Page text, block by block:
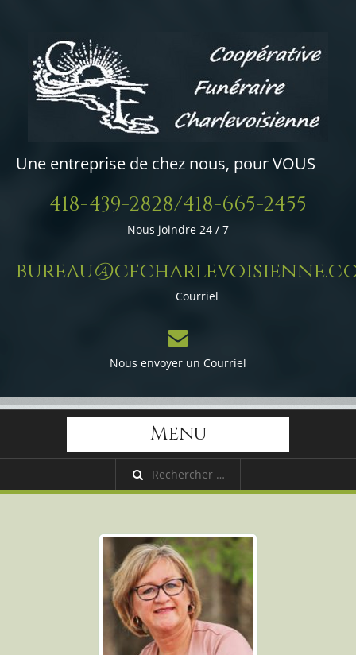
Une entreprise de chez nous, pour VOUS
418-439-2828/418-665-2455
Nous joindre 24 / 7
Courriel
Nous envoyer un Courriel
Menu